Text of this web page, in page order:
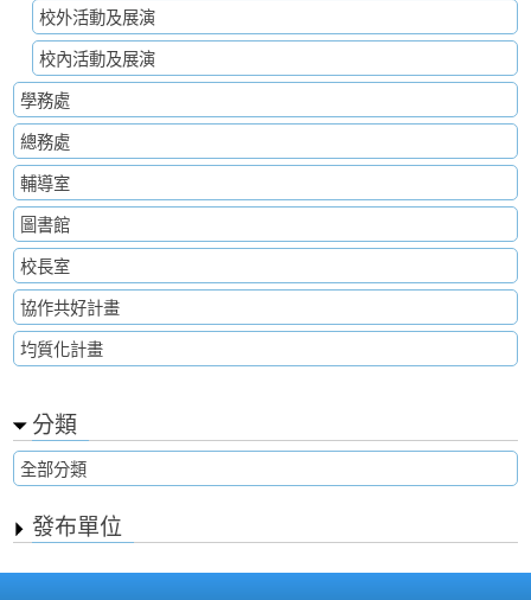
校外活動及展演
校內活動及展演
學務處
總務處
輔導室
圖書館
校長室
協作共好計畫
均質化計畫
分類
全部分類
發布單位